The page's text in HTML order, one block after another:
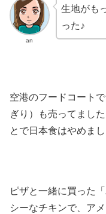
an
生地がも
った♪
空港のフードコート
ぎり）も売ってまし
とで日本食はやめまし
ピザと一緒に買った
シーなチキンで、ア